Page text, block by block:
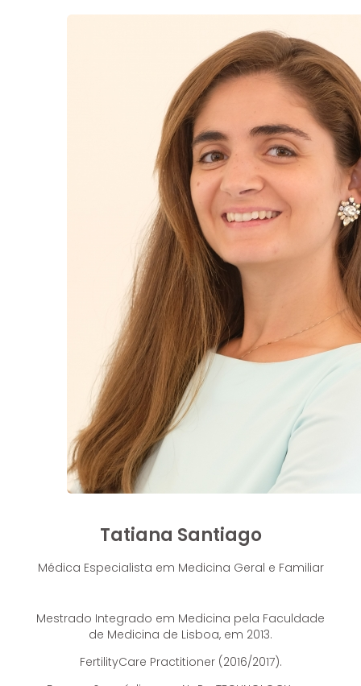
Tatiana Santiago
Médica Especialista em Medicina Geral e Familiar
Mestrado Integrado em Medicina pela Faculdade
de Medicina de Lisboa, em 2013.
FertilityCare Practitioner (2016/2017).